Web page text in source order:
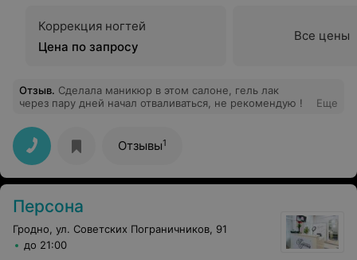
Коррекция ногтей
Цена по запросу
Все цены
Отзыв. Сделала маникюр в этом салоне, гель лак
через пару дней начал отваливаться, не рекомендую !
Еще
Отзывы1
Персона
Гродно, ул. Советских Пограничников, 91
до 21:00